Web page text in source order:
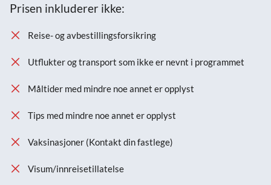
Prisen inkluderer ikke:
Reise- og avbestillingsforsikring
Utflukter og transport som ikke er nevnt i programmet
Måltider med mindre noe annet er opplyst
Tips med mindre noe annet er opplyst
Vaksinasjoner (Kontakt din fastlege)
Visum/innreisetillatelse